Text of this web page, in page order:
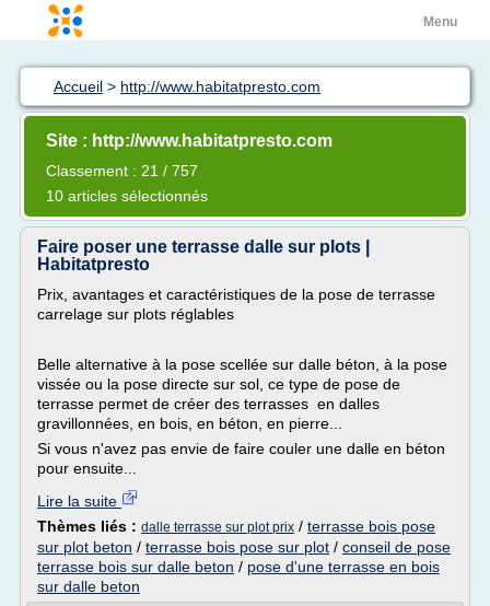
Menu
Accueil > http://www.habitatpresto.com
Site : http://www.habitatpresto.com
Classement : 21 / 757
10 articles sélectionnés
Faire poser une terrasse dalle sur plots |
Habitatpresto
Prix, avantages et caractéristiques de la pose de terrasse
carrelage sur plots réglables
Belle alternative à la pose scellée sur dalle béton, à la pose
vissée ou la pose directe sur sol, ce type de pose de
terrasse permet de créer des terrasses en dalles
gravillonnées, en bois, en béton, en pierre...
Si vous n'avez pas envie de faire couler une dalle en béton
pour ensuite...
Lire la suite
Thèmes liés : dalle terrasse sur plot prix / terrasse bois pose
sur plot beton / terrasse bois pose sur plot / conseil de pose
terrasse bois sur dalle beton / pose d'une terrasse en bois
sur dalle beton